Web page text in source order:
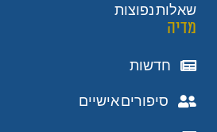
שאלות נפוצות
מדיה
חדשות
סיפורים אישיים